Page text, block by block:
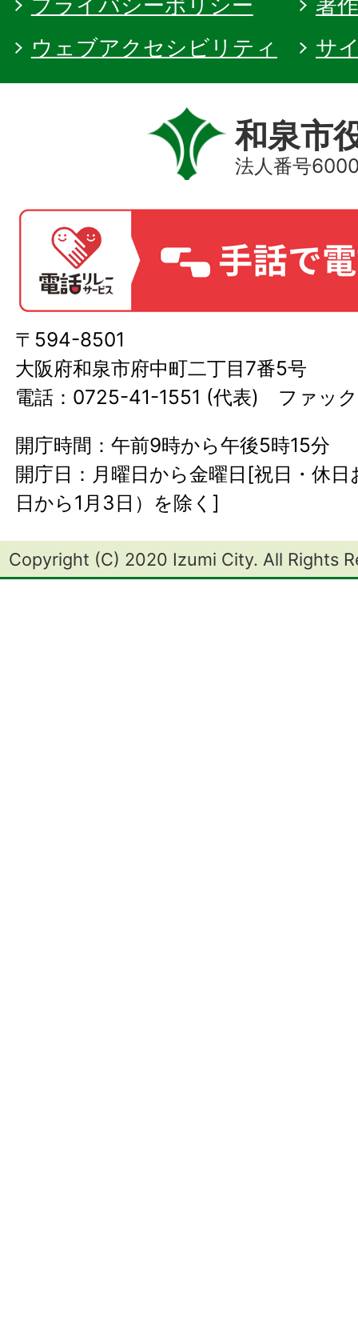
ウェブアクセシビリティ
サ
和泉市
法人番号
〒594-8501
大阪府和泉市府中町二丁目7番5号
電話：0725-41-1551 (代表) ファッ
開庁時間：午前9時から午後5時15分
開庁日：月曜日から金曜日[祝日・休
日から1月3日）を除く]
Copyright (C) 2020 Izumi City. All Rights